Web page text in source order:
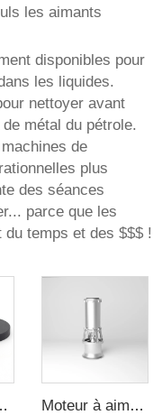
les aimants
disponibles pour
les liquides.
nettoyer avant
métal du pétrole.
de
plus
des séances
parce que les
du temps et des $$$ !
aimant revêtu de 22 mm filetage femelle convexe Moteur à aimant permanent pour pompe